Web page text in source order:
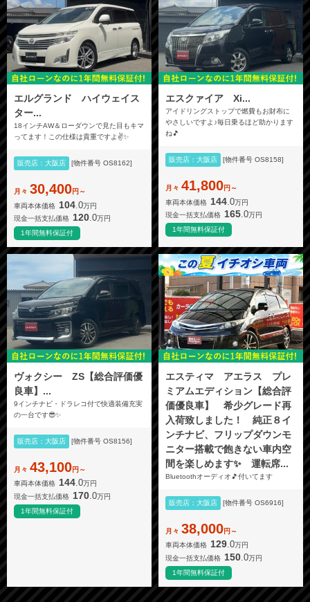
エルグランド ハイウェイス
ター...
18インチAW＆ローダウンで見た目もキマ
ってます！この仕様は貴重ですよ✌️✨
販売店：大阪店 [物件番号 OS8162]
月々 30,400円～
車両本体価格 104 .0万円
現金一括支払価格 120.0万円
1年間無料保証付
エスクァイア Xi...
アイドリングストップで燃費もお財布に
やさしいですよ♪毎日乗るほど助かります
ね🎵
販売店：大阪店 [物件番号 OS8158]
月々 41,800円～
車両本体価格 144 .0万円
現金一括支払価格 165.0万円
1年間無料保証付
ヴォクシー ZS【総合評価優
良車】...
9インチナビ・ドラレコ付で快適装備充実
の一台です😎✨
販売店：大阪店 [物件番号 OS8156]
月々 43,100円～
車両本体価格 144.0万円
現金一括支払価格 170 .0万円
1年間無料保証付
エスティマ アエラス プレ
ミアムエディション【総合評
価優良車】 希少グレード再
入荷致しました！ 純正８イ
ンチナビ、フリップダウンモ
ニター搭載で飽きない車内空
間を楽しめます✨ 運転席...
Bluetoothオーディオ🎵付いてます
販売店：大阪店 [物件番号 OS6916]
月々 38,000円～
車両本体価格 129.0万円
現金一括支払価格 150 .0万円
1年間無料保証付